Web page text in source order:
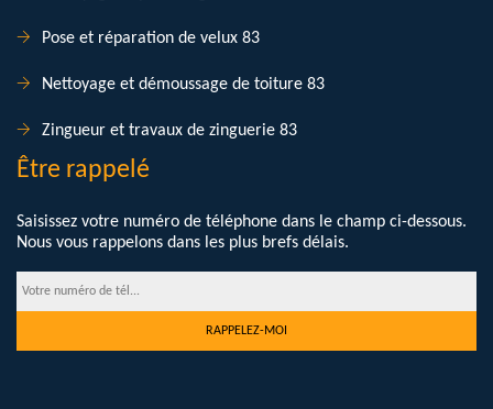
Pose et réparation de velux 83
Nettoyage et démoussage de toiture 83
Zingueur et travaux de zinguerie 83
Être rappelé
Saisissez votre numéro de téléphone dans le champ ci-dessous.
Nous vous rappelons dans les plus brefs délais.